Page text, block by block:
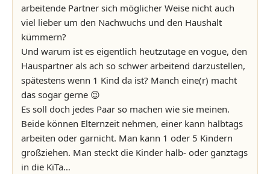
arbeitende Partner sich möglicher Weise nicht auch
viel lieber um den Nachwuchs und den Haushalt
kümmern?
Und warum ist es eigentlich heutzutage en vogue, den
Hauspartner als ach so schwer arbeitend darzustellen,
spätestens wenn 1 Kind da ist? Manch eine(r) macht
das sogar gerne 😉
Es soll doch jedes Paar so machen wie sie meinen.
Beide können Elternzeit nehmen, einer kann halbtags
arbeiten oder garnicht. Man kann 1 oder 5 Kindern
großziehen. Man steckt die Kinder halb- oder ganztags
in die KiTa…